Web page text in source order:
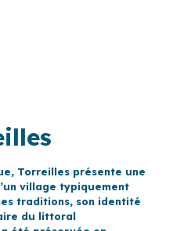
Torreilles présente une
village typiquement
traditions, son identité
du littoral